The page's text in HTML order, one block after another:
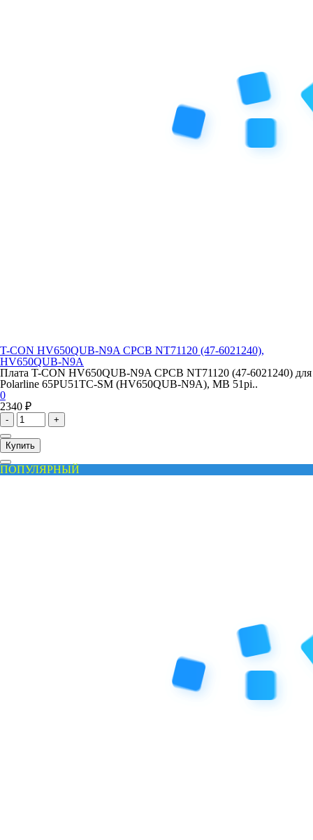
T-CON HV650QUB-N9A CPCB NT71120 (47-6021240),
HV650QUB-N9A
Плата T-CON HV650QUB-N9A CPCB NT71120 (47-6021240) для
Polarline 65PU51TC-SM (HV650QUB-N9A), MB 51pi..
0
2340 ₽
- +
Купить
ПОПУЛЯРНЫЙ